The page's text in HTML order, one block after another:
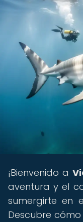
¡Bienvenido a
aventura y el
sumergirte en
Descubre